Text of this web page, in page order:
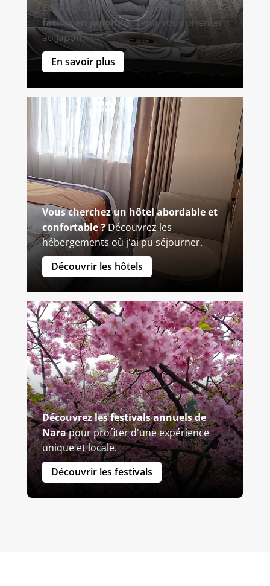
Échangez quelques mots et phrases
faciles en japonais,pour vous orienter
au Japon.
En savoir plus
Vous cherchez un hôtel abordable et
confortable ?Découvrez les
hébergements où j'ai pu séjourner.
Découvrir les hôtels
Découvrez les festivals annuels de
Narapour profiter d'une expérience
unique et locale.
Découvrir les festivals